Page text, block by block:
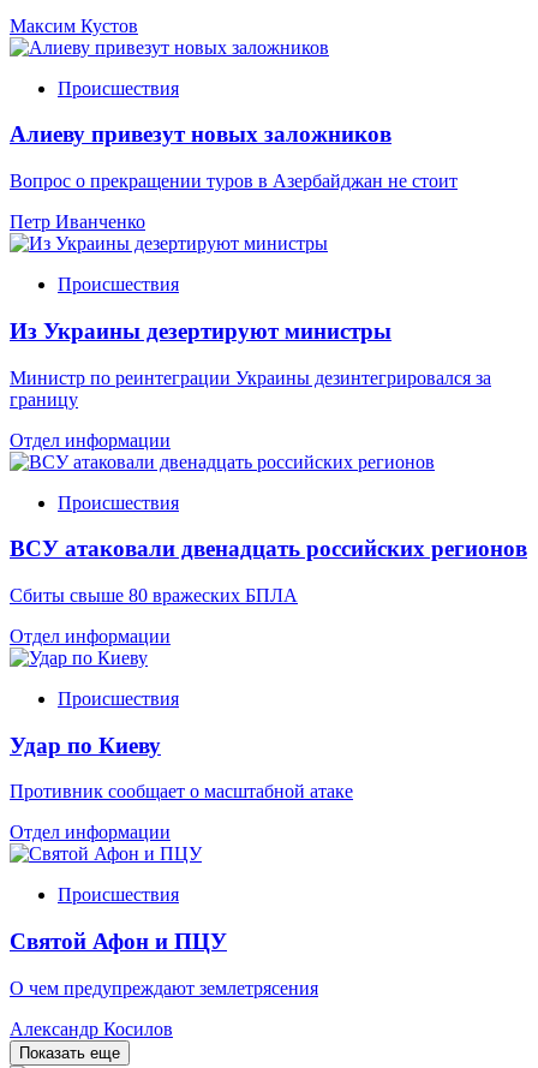
Максим Кустов
Происшествия
Алиеву привезут новых заложников
Вопрос о прекращении туров в Азербайджан не стоит
Петр Иванченко
Происшествия
Из Украины дезертируют министры
Министр по реинтеграции Украины дезинтегрировался за
границу
Отдел информации
Происшествия
ВСУ атаковали двенадцать российских регионов
Сбиты свыше 80 вражеских БПЛА
Отдел информации
Происшествия
Удар по Киеву
Противник сообщает о масштабной атаке
Отдел информации
Происшествия
Святой Афон и ПЦУ
О чем предупреждают землетрясения
Александр Косилов
Показать еще